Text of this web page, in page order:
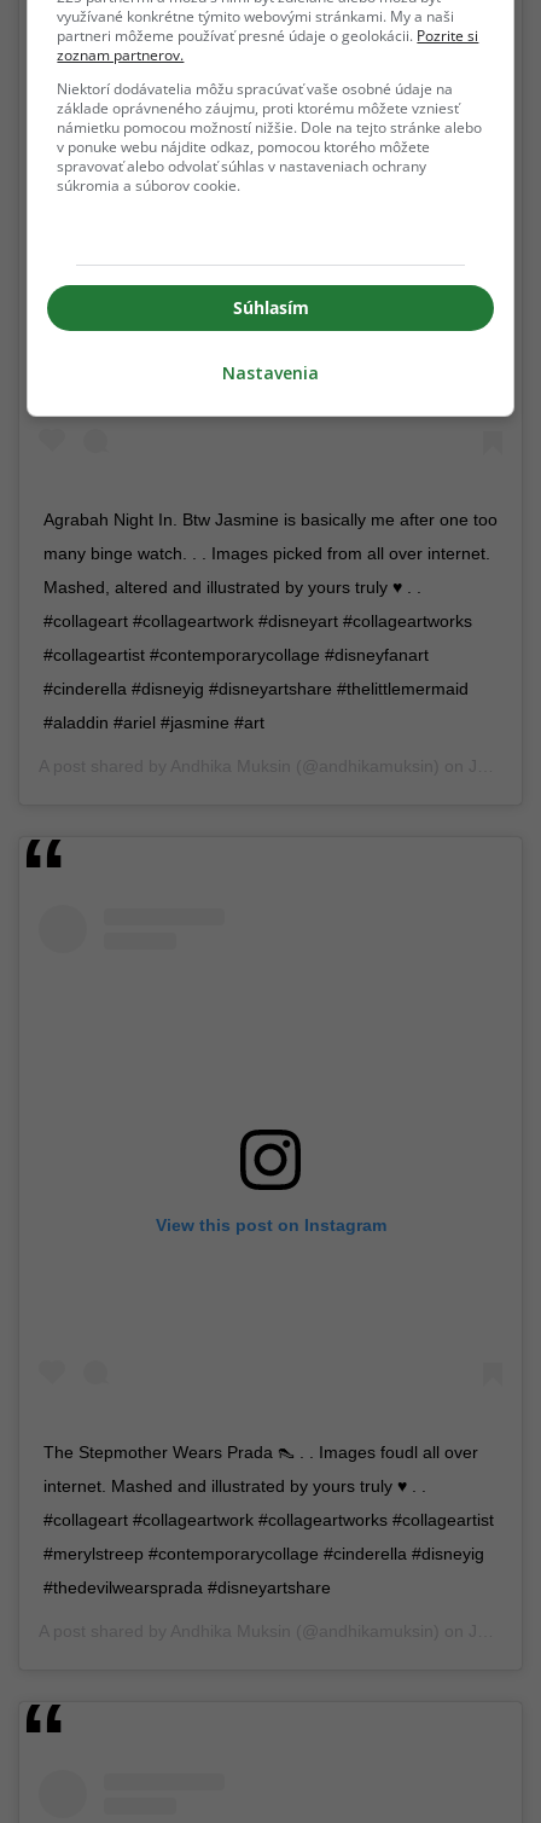
Agrabah Night In. Btw Jasmine is basically me after one too
many binge watch. . . Images picked from all over internet.
Mashed, altered and illustrated by yours truly ♥️ . .
#collageart #collageartwork #disneyart #collageartworks
#collageartist #contemporarycollage #disneyfanart
#cinderella #disneyig #disneyartshare #thelittlemermaid
#aladdin #ariel #jasmine #art
View this post on Instagram
The Stepmother Wears Prada 👠 . . Images foudl all over
internet. Mashed and illustrated by yours truly ♥️ . .
#collageart #collageartwork #collageartworks #collageartist
#merylstreep #contemporarycollage #cinderella #disneyig
#thedevilwearsprada #disneyartshare
využívané konkrétne týmito webovými stránkami. My a naši
partneri môžeme používať presné údaje o geolokácii. Pozrite si
zoznam partnerov.
Niektorí dodávatelia môžu spracúvať vaše osobné údaje na
základe oprávneného záujmu, proti ktorému môžete vzniesť
námietku pomocou možností nižšie. Dole na tejto stránke alebo
v ponuke webu nájdite odkaz, pomocou ktorého môžete
spravovať alebo odvolať súhlas v nastaveniach ochrany
súkromia a súborov cookie.
Súhlasím
Nastavenia